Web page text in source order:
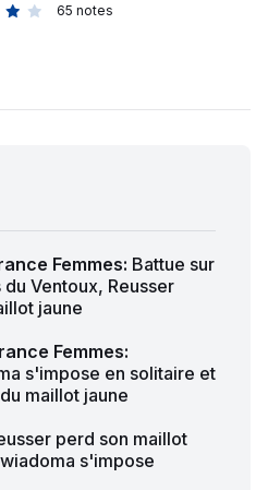
65 notes
Femmes: Battue sur
Ventoux, Reusser
jaune
Femmes:
s'impose en solitaire et
maillot jaune
perd son maillot
s'impose